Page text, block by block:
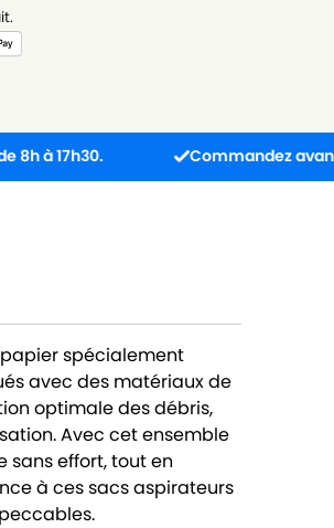
Commandez avant 13h :
spécialement
avec des matériaux de
optimale des débris,
Avec cet ensemble
sans effort, tout en
à ces sacs aspirateurs